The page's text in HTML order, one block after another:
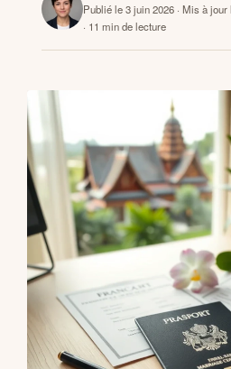
CONTACTS
Publié le 3 juin 2026 · Mis à
· 11 min de lecture